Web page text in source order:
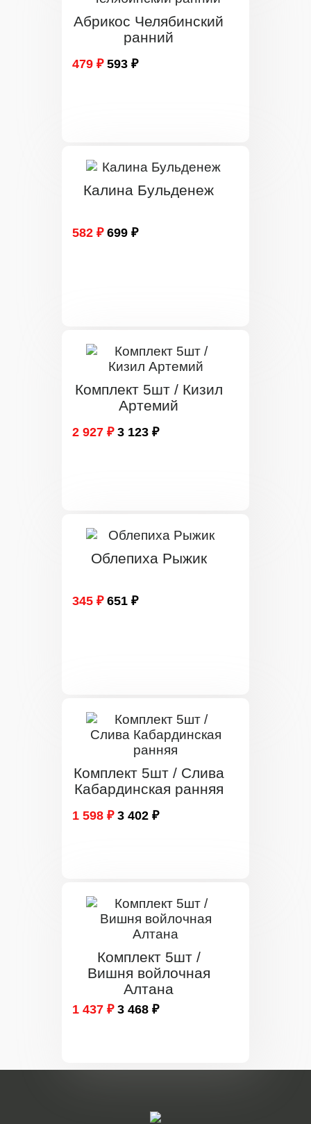
Абрикос Челябинский
ранний
479 ₽ 593 ₽
Калина Бульденеж
582 ₽ 699 ₽
Комплект 5шт / Кизил
Артемий
2 927 ₽ 3 123 ₽
Облепиха Рыжик
345 ₽ 651 ₽
Комплект 5шт / Слива
Кабардинская ранняя
1 598 ₽ 3 402 ₽
Комплект 5шт /
Вишня войлочная
Алтана
1 437 ₽ 3 468 ₽